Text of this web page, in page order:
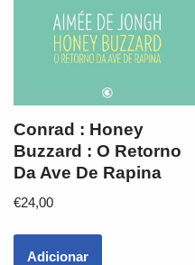
Conrad : Honey
Buzzard : O Retorno
Da Ave De Rapina
€24,00
Adicionar